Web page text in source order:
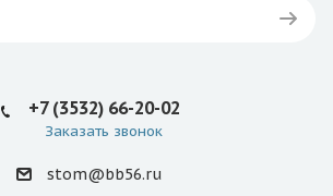
+7 (3532) 66-20-02
Заказать звонок
stom@bb56.ru